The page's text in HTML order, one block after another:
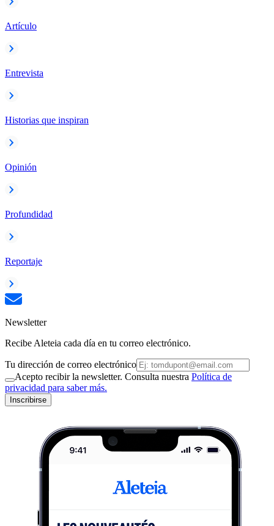
Artículo
Entrevista
Historias que inspiran
Opinión
Profundidad
Reportaje
Newsletter
Recibe Aleteia cada día en tu correo electrónico.
Tu dirección de correo electrónico
Acepto recibir la newsletter. Consulta nuestra Política de
privacidad para saber más.
Inscribirse